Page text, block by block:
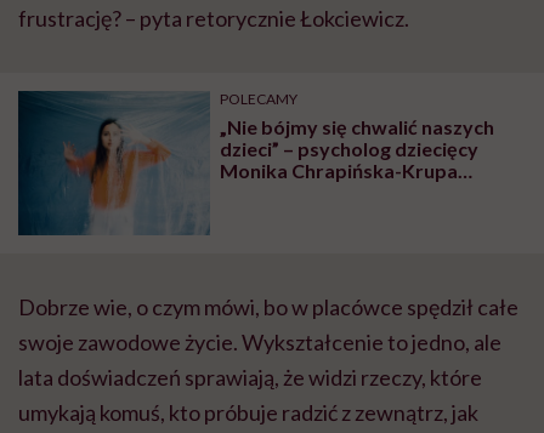
frustrację? – pyta retorycznieŁokciewicz.
POLECAMY
„Nie bójmy się chwalić naszych
dzieci” – psycholog dziecięcy
Monika Chrapińska-Krupa
Dobrze wie, o czym mówi, bo w placówce spędził całe
swoje zawodowe życie. Wykształcenie to jedno, ale
lata doświadczeń sprawiają, że widzi rzeczy, które
umykają komuś, kto próbuje radzić z zewnątrz, jak